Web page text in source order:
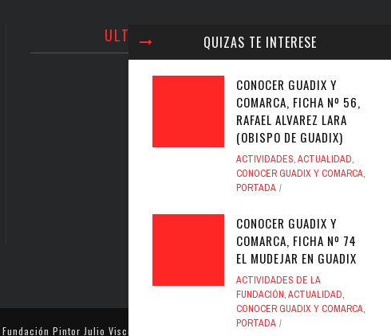
QUIZAS TE INTERESE
CONOCER GUADIX Y
COMARCA, FICHA Nº 56,
RAFAEL ALVAREZ LARA
(OBISPO DE GUADIX)
ACTIVIDADES,ACTUALIDAD,
CONOCER GUADIX Y COMARCA,
PORTADA
CONOCER GUADIX Y
COMARCA, FICHA Nº 74
EL MUDEJAR EN GUADIX
ACTIVIDADES DE LA
FUNDACIÓN,ACTUALIDAD,
CONOCER GUADIX Y COMARCA,
PORTADA
ULTIMOS TWEETS
Fundación Pintor Julio Visconti . Todos los derechos reservados.